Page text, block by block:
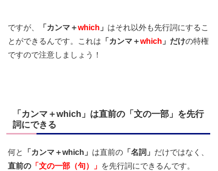
ですが、 「カンマ＋which 」 はそれ以外も先行詞にするこ
とができるんです。これは 「カンマ＋which 」 だけの特権
ですので注意しましょう！
「カンマ＋which」は直前の「文の一部」を先行
詞にできる
何と 「カンマ＋which」 は直前の 「名詞」 だけではなく、
直前の 「文の一部（句）」 を先行詞にできるんです。